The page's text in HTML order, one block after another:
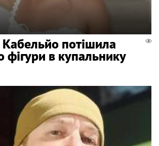
потішила
фігури в купальнику